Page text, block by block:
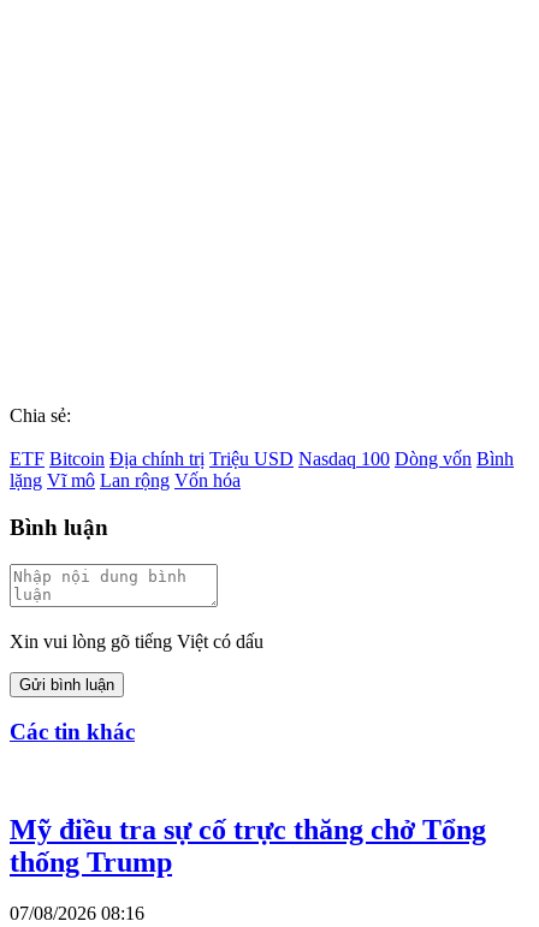
Chia sẻ:
ETF Bitcoin Địa chính trị Triệu USD Nasdaq 100 Dòng vốn Bình
lặng Vĩ mô Lan rộng Vốn hóa
Bình luận
Xin vui lòng gõ tiếng Việt có dấu
Gửi bình luận
Các tin khác
Mỹ điều tra sự cố trực thăng chở Tổng
thống Trump
07/08/2026 08:16